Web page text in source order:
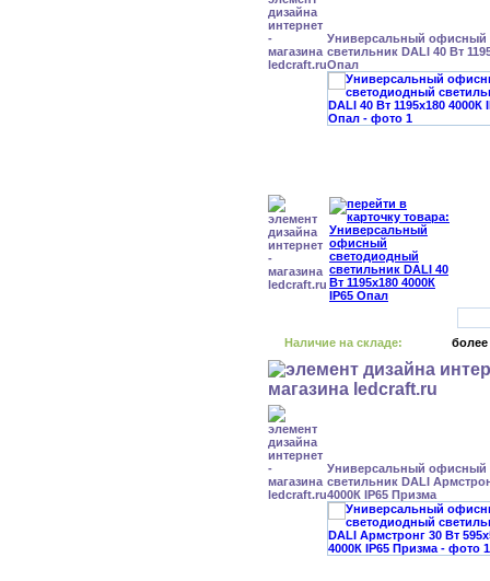
Универсальный офисный
светильник DALI 40 Вт
Опал
Наличие на складе: более
Универсальный офисный
светильник DALI
4000К IP65 Призма